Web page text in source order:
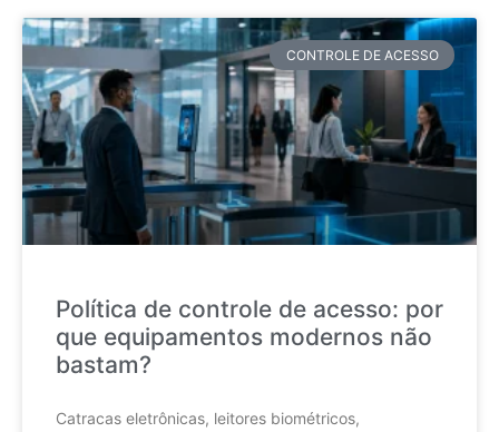
CONTROLE DE ACESSO
Política de controle de acesso: por
que equipamentos modernos não
bastam?
Catracas eletrônicas, leitores biométricos,